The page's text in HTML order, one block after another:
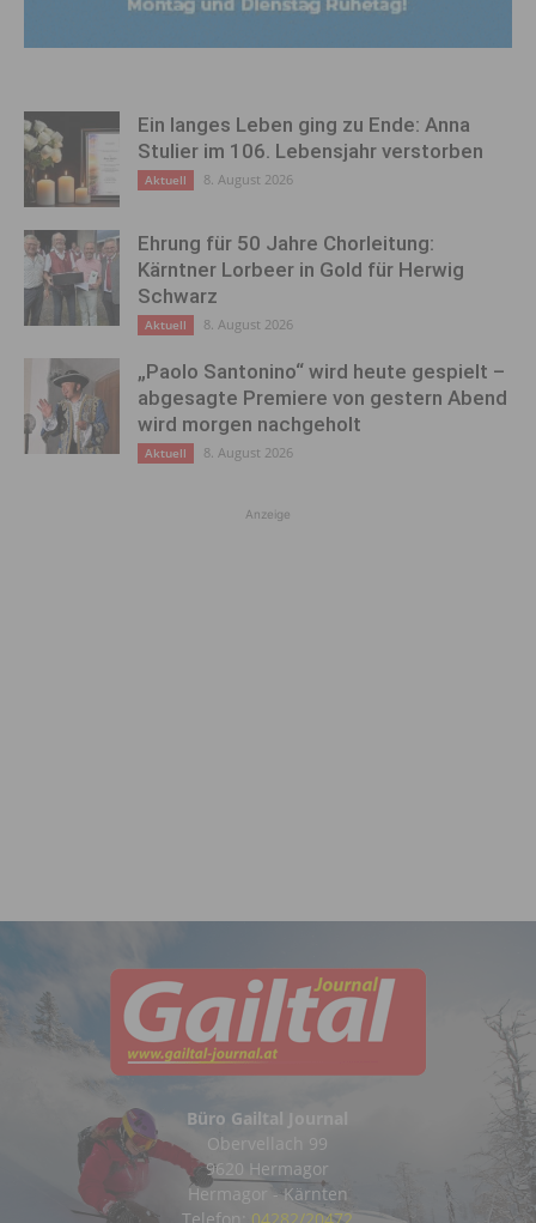
Ein langes Leben ging zu Ende: Anna
Stulier im 106. Lebensjahr verstorben
Aktuell 8. August 2026
Ehrung für 50 Jahre Chorleitung:
Kärntner Lorbeer in Gold für Herwig
Schwarz
Aktuell 8. August 2026
„Paolo Santonino“ wird heute gespielt –
abgesagte Premiere von gestern Abend
wird morgen nachgeholt
Aktuell 8. August 2026
Anzeige
Büro Gailtal Journal
Obervellach 99
9620 Hermagor
Hermagor - Kärnten